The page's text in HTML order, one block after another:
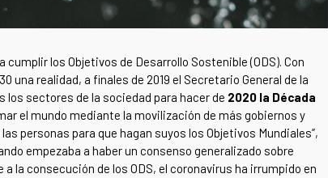
los Objetivos de Desarrollo Sostenible (ODS). Con
una realidad, a finales de 2019 el Secretario General de la
los sectores de la sociedad para hacer de 2020 la Década
el mundo mediante la movilización de más gobiernos y
personas para que hagan suyos los Objetivos Mundiales”,
empezaba a haber un consenso generalizado sobre
la consecución de los ODS, el coronavirus ha irrumpido en